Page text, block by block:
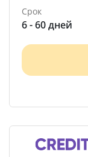
Срок
6 - 60 дней